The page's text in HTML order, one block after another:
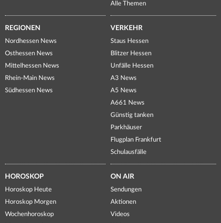
Alle Themen
REGIONEN
Nordhessen News
Osthessen News
Mittelhessen News
Rhein-Main News
Südhessen News
VERKEHR
Staus Hessen
Blitzer Hessen
Unfälle Hessen
A3 News
A5 News
A661 News
Günstig tanken
Parkhäuser
Flugplan Frankfurt
Schulausfälle
HOROSKOP
Horoskop Heute
Horoskop Morgen
Wochenhoroskop
ON AIR
Sendungen
Aktionen
Videos